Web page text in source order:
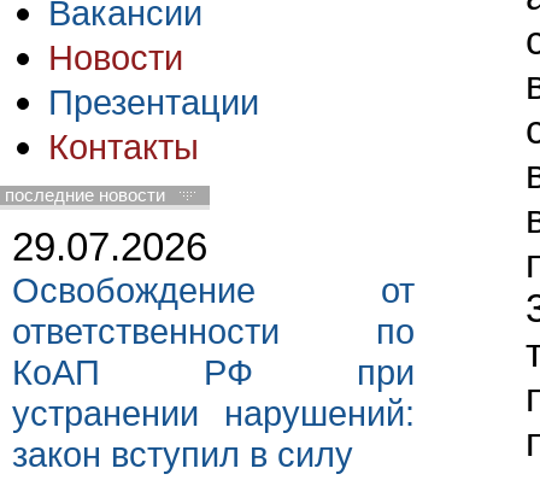
Вакансии
Новости
Презентации
Контакты
последние новости
29.07.2026
Освобождение от
ответственности по
КоАП РФ при
устранении нарушений:
закон вступил в силу